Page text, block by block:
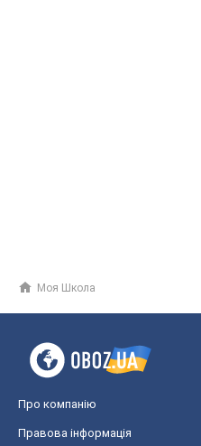
Моя Школа
Про компанію
Правова інформація